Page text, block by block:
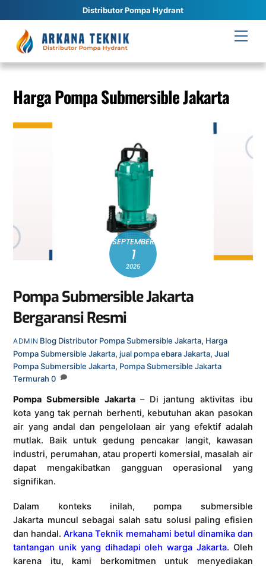
Distributor Pompa Hydrant
content
Harga Pompa Submersible Jakarta
SEPTEMBER
1
2025
Pompa Submersible Jakarta
Bergaransi Resmi
ADMIN Blog Distributor Pompa Submersible Jakarta, Harga
Pompa Submersible Jakarta, jual pompa ebara Jakarta,Jual
Pompa Submersible Jakarta, Pompa Submersible Jakarta
Termurah 0
Pompa Submersible Jakarta– Di jantung aktivitas ibu
kota yang tak pernah berhenti, kebutuhan akan pasokan
air yang andal dan pengelolaan air yang efektif adalah
mutlak. Baik untuk gedung pencakar langit, kawasan
industri, perumahan, atau properti komersial, masalah air
dapat mengakibatkan gangguan operasional yang
signifikan.
Dalam konteks inilah, pompa submersible
Jakarta muncul sebagai salah satu solusi paling efisien
dan handal.Arkana Teknik memahami betul dinamika dan
tantangan unik yang dihadapi oleh warga Jakarta. Oleh
karena itu, kami berkomitmen untuk menyediakan